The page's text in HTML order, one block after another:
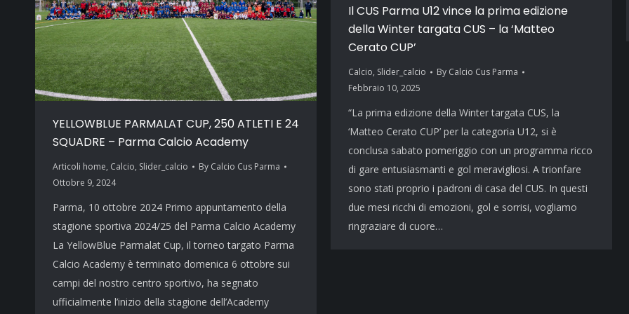
Il CUS Parma U12 vince la prima edizione
della Winter targata CUS – la ‘Matteo
Cerato CUP’
Calcio, Slider_calcio By Calcio Cus Parma
Febbraio 10, 2025
“La prima edizione della Winter targata CUS, la
‘Matteo Cerato CUP’ per la categoria U12, si è
conclusa sabato pomeriggio con un programma ricco
di gare entusiasmanti e gol meravigliosi. A trionfare
sono stati proprio i padroni di casa del CUS. In questi
due mesi ricchi di emozioni, gol e sorrisi, vogliamo
ringraziare di cuore…
YELLOWBLUE PARMALAT CUP, 250 ATLETI E 24
SQUADRE – Parma Calcio Academy
Articoli home, Calcio, Slider_calcio By Calcio Cus Parma
Ottobre 9, 2024
Parma, 10 ottobre 2024 Primo appuntamento della
stagione sportiva 2024/25 del Parma Calcio Academy
La YellowBlue Parmalat Cup, il torneo targato Parma
Calcio Academy è terminato domenica 6 ottobre sui
campi del nostro centro sportivo, ha segnato
ufficialmente l’inizio della stagione dell’Academy